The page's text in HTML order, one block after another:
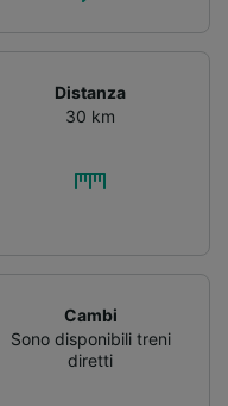
Distanza
30 km
Cambi
Sono disponibili treni
diretti